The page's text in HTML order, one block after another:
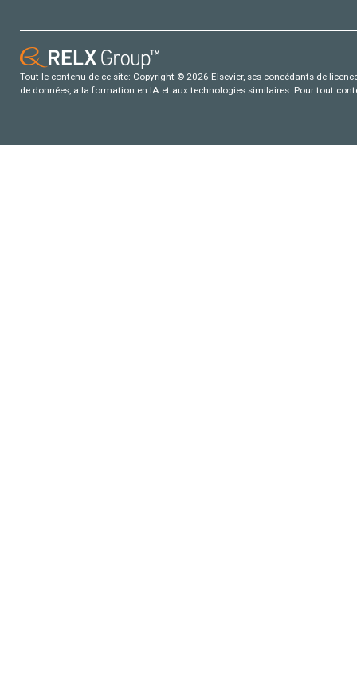
Tout le contenu de ce site: Copyright © 2026 Elsevier, ses concédants de
de données, a la formation en IA et aux technologies similaires. Pour tout